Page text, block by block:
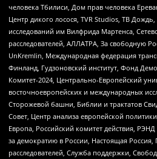
человека Тбилиси, Дом прав человека
Центр дикого лосося, TVR Studios, ТВ
исследований им Вилфрида Мартенса,
расследователей, АЛЛАТРА, За свободную
UnKremlin, Международная федерация
Финланд, Гудзоновский институт, Фонд
Комитет-2024, Центрально-Европейский
восточноевропейских и международных
Сторожевой башни, Библии и трактатов
Совет, Центр анализа европейской
Европа, Российский комитет действия,
за демократию в России, Настоящая Россия,
расследователей, Служба поддержки,